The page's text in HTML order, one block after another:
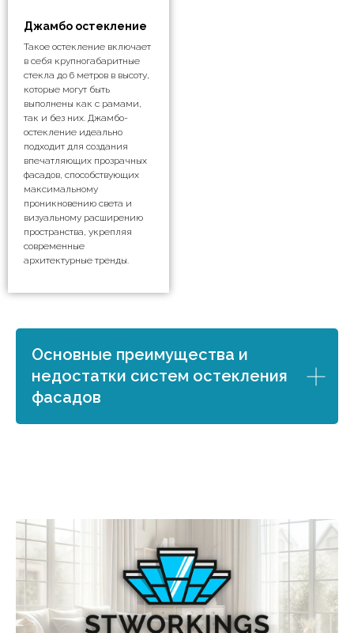
Джамбо остекление
Такое остекление включает
в себя крупногабаритные
стекла до 6 метров в высоту,
которые могут быть
выполнены как с рамами,
так и без них. Джамбо-
остекление идеально
подходит для создания
впечатляющих прозрачных
фасадов, способствующих
максимальному
проникновению света и
визуальному расширению
пространства, укрепляя
современные
архитектурные тренды.
Основные преимущества и
недостатки систем остекления
фасадов